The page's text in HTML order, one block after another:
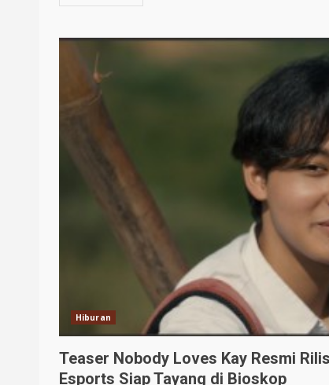
Hiburan
Teaser Nobody Loves Kay Resmi
Esports Siap Tayang di Bioskop